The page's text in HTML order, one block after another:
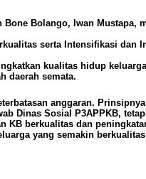
Bone Bolango, Iwan
serta Intensifikasi
kualitas hidup
daerah semata.
anggaran.
Dinas Sosial P3APPKB,
berkualitas dan
yang semakin